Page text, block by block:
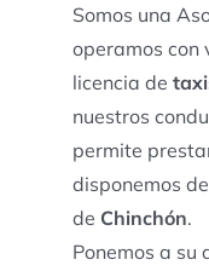
Somos una
operamos con
licencia de
nuestros
permite
disponemos
de Chinchón.
Ponemos a su